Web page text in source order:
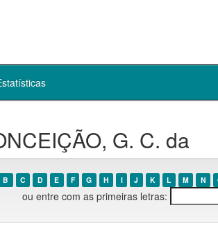
G. C. da
B C D E F G H I J K L M N
ou entre com as primeiras letras: